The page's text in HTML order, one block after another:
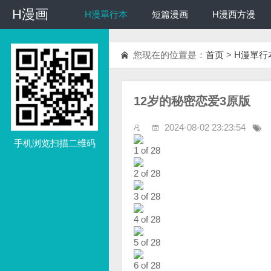
H漫画
H漫画 H漫單行本 短篇漫画 H漫西方漫
手机浏览扫描二维码
您现在的位置是： 首页 > H漫單行
12岁的秘密恋爱3原版
2024-08-02 23:23:54
1 of 28
2 of 28
3 of 28
4 of 28
5 of 28
6 of 28